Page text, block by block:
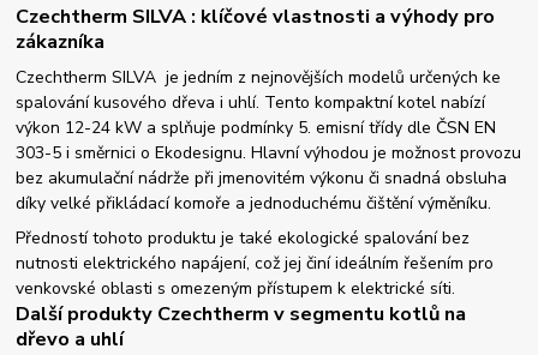
Czechtherm SILVA : klíčové vlastnosti a výhody pro
zákazníka
Czechtherm SILVA je jedním z nejnovějších modelů určených ke
spalování kusového dřeva i uhlí. Tento kompaktní kotel nabízí
výkon 12-24 kW a splňuje podmínky 5. emisní třídy dle ČSN EN
303-5 i směrnici o Ekodesignu. Hlavní výhodou je možnost provozu
bez akumulační nádrže při jmenovitém výkonu či snadná obsluha
díky velké přikládací komoře a jednoduchému čištění výměníku.
Předností tohoto produktu je také ekologické spalování bez
nutnosti elektrického napájení, což jej činí ideálním řešením pro
venkovské oblasti s omezeným přístupem k elektrické síti.
Další produkty Czechtherm v segmentu kotlů na
dřevo a uhlí